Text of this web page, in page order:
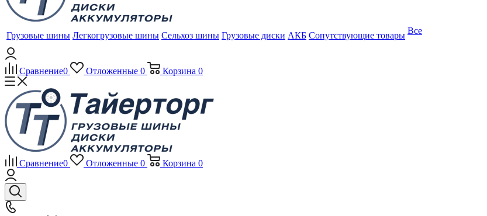
Грузовые шины Легкогрузовые шины Сельхоз шины Грузовые диски АКБ Сопутствующие товары Все
Сравнение0 Отложенные 0 Корзина 0
Сравнение0 Отложенные 0 Корзина 0